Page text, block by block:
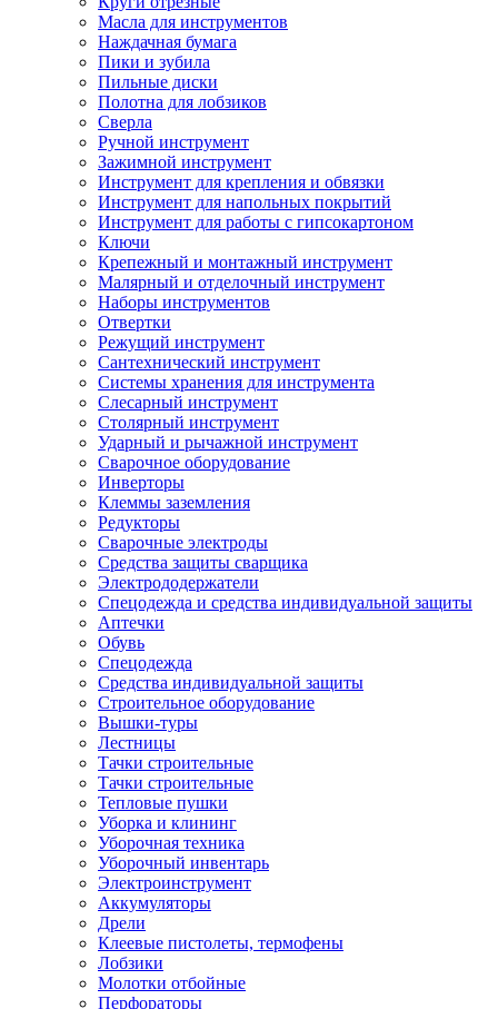
Масла для инструментов
Наждачная бумага
Пики и зубила
Пильные диски
Полотна для лобзиков
Сверла
Ручной инструмент
Зажимной инструмент
Инструмент для крепления и обвязки
Инструмент для напольных покрытий
Инструмент для работы с гипсокартоном
Ключи
Крепежный и монтажный инструмент
Малярный и отделочный инструмент
Наборы инструментов
Отвертки
Режущий инструмент
Сантехнический инструмент
Системы хранения для инструмента
Слесарный инструмент
Столярный инструмент
Ударный и рычажной инструмент
Сварочное оборудование
Инверторы
Клеммы заземления
Редукторы
Сварочные электроды
Средства защиты сварщика
Электрододержатели
Спецодежда и средства индивидуальной защиты
Аптечки
Обувь
Спецодежда
Средства индивидуальной защиты
Строительное оборудование
Вышки-туры
Лестницы
Тачки строительные
Тачки строительные
Тепловые пушки
Уборка и клининг
Уборочная техника
Уборочный инвентарь
Электроинструмент
Аккумуляторы
Дрели
Клеевые пистолеты, термофены
Лобзики
Молотки отбойные
Перфораторы